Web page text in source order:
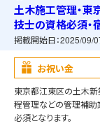
土木施工管理・東
技士の資格必須・
掲載開始日：2025/09/
お祝い金
東京都江東区の土木新
程管理などの管理補助
必須となります。